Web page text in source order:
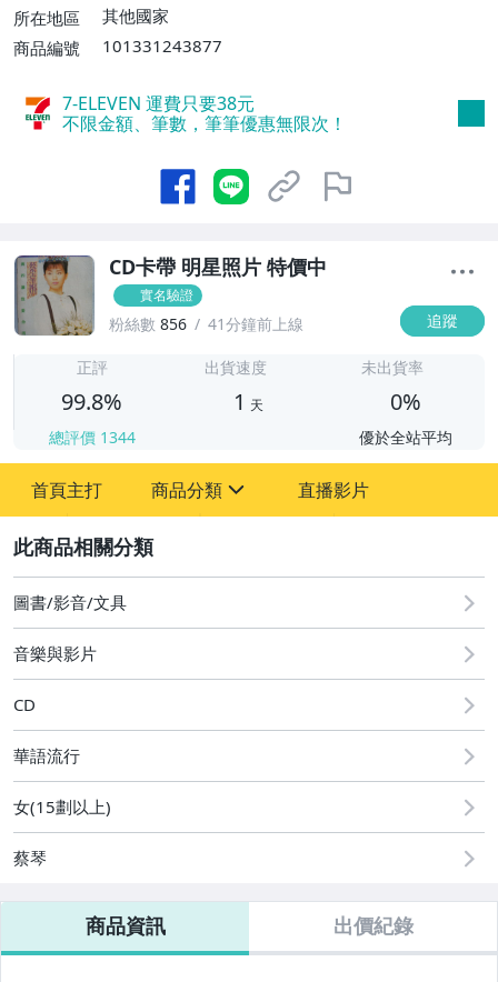
所在地區
其他國家
商品編號
101331243877
7-ELEVEN 運費只要38元
不限金額、筆數，筆筆優惠無限次！
CD卡帶 明星照片 特價中
實名驗證
粉絲數 856 41分鐘前上線 追蹤
正評
99.8%
總評價 1344
出貨速度
1 天
未出貨率
0%
優於全站平均
首頁主打 商品分類
圖書/影音/文具
成人專區
手機、配件與通訊
居家、家具與園藝
偶像、球員卡與郵幣
電腦、平板與周邊
直播影片
圖書/影音/文具
音樂與影片
CD
華語流行
女(15劃以上)
蔡琴
商品資訊 出價紀錄